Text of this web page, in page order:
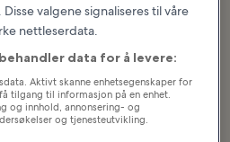
får du 10 % tilbake i
valgene signaliseres til våre
nettleserdata.
data for å levere:
Aktivt skanne enhetsegenskaper for
tilgang til informasjon på en enhet.
og innhold, annonsering- og
og tjenesteutvikling.